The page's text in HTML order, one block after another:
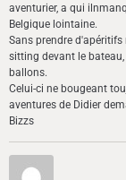
aventurier, a qui
Belgique lointaine.
Sans prendre
sitting devant le
ballons.
Celui-ci ne bougeant
aventures de Didier
Bizzs